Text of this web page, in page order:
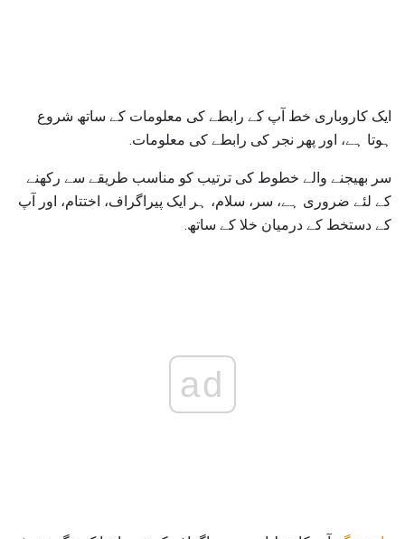
ایک کاروباری خط آپ کے رابطے کی معلومات کے ساتھ شروع
ہوتا ہے، اور پھر نجر کی رابطے کی معلومات.
سر بھیجنے والے خطوط کی ترتیب کو مناسب طریقے سے رکھنے
کے لئے ضروری ہے، سر، سلام، ہر ایک پیراگراف، اختتام، اور آپ
کے دستخط کے درمیان خلا کے ساتھ.
ad